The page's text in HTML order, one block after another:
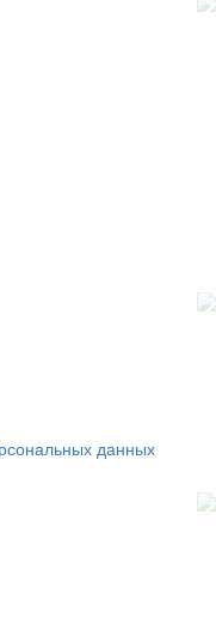
данных